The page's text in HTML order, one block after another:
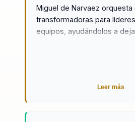
Miguel de Narvaez orquesta
transformadoras para
equipos, ayudándolos a
importantes realitiesLeer más